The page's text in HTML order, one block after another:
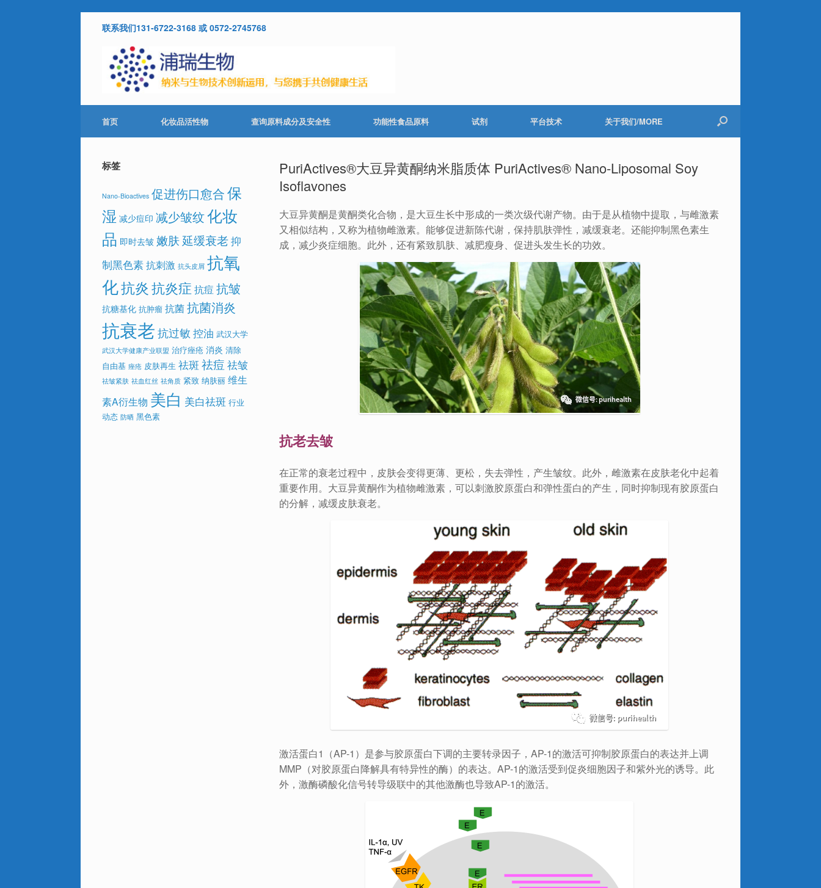
联系我们131-6722-3168 或 0572-2745768
首页 化妆品活性物 查询原料成分及安全性 功能性食品原料 试剂 平台技术 关于我们/MORE
PuriActives®大豆异黄酮纳米脂质体 PuriActives® Nano-Liposomal Soy
Isoflavones
​大豆异黄酮是黄酮类化合物，是大豆生长中形成的一类次级代谢产物。由于是从植物中提取，与雌激素
又相似结构，又称为植物雌激素。能够促进新陈代谢，保持肌肤弹性，减缓衰老。还能抑制黑色素生
成，减少炎症细胞。此外，还有紧致肌肤、减肥瘦身、促进头发生长的功效。
抗老去皱
在正常的衰老过程中，皮肤会变得更薄、更松，失去弹性，产生皱纹。此外，雌激素在皮肤老化中起着
重要作用。大豆异黄酮作为植物雌激素，可以刺激胶原蛋白和弹性蛋白的产生，同时抑制现有胶原蛋白
的分解，减缓皮肤衰老。
激活蛋白1（AP-1）是参与胶原蛋白下调的主要转录因子，AP-1的激活可抑制胶原蛋白的表达并上调
MMP（对胶原蛋白降解具有特异性的酶）的表达。AP-1的激活受到促炎细胞因子和紫外光的诱导。此
外，激酶磷酸化信号转导级联中的其他激酶也导致AP-1的激活。
标签
Nano-Bioactives 促进伤口愈合保
湿 减少痘印 减少皱纹化妆
品 即时去皱嫩肤延缓衰老抑
制黑色素抗刺激 抗头皮屑 抗氧
化抗炎抗炎症 抗痘 抗皱
抗糖基化 抗肿瘤 抗菌抗菌消炎
抗衰老 抗过敏 控油 武汉大学
武汉大学健康产业联盟 治疗痤疮 消炎 清除
自由基 痤疮 皮肤再生 祛斑 祛痘 祛皱
祛皱紧肤 祛血红丝 祛角质 紧致 纳肤丽 维生
素A衍生物 美白 美白祛斑 行业
动态 防晒 黑色素